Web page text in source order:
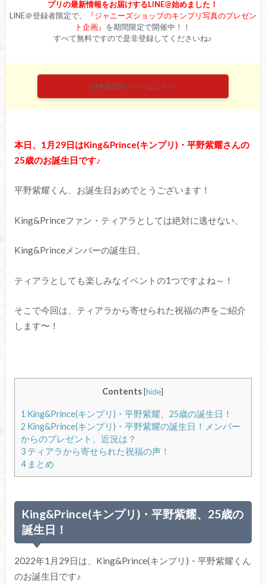
プリの最新情報をお届けするLINE@始めました！
LINE＠登録者限定で、
『ジャニーズショップのキンプリ写真のプレゼン
ト企画』 を期間限定で開催中！！
すべて無料ですので是非登録してくださいね♪
LINE@登録ページはこちら
本日、1月29日はKing&Prince(キンプリ)・平野紫耀さんの
25歳のお誕生日です♪
平野紫耀くん、お誕生日おめでとうございます！
King&Princeファン・ティアラとしては絶対に逃せない、
King&Princeメンバーの誕生日。
ティアラとしても楽しみなイベントの1つですよね～！
そこで今回は、ティアラから寄せられた祝福の声をご紹介
します〜！
Contents [hide]
1 King&Prince(キンプリ)・平野紫耀、25歳の誕生日！
2 King&Prince(キンプリ)・平野紫耀の誕生日！メンバー
からのプレゼント、近況は？
3ティアラから寄せられた祝福の声！
4まとめ
King&Prince(キンプリ)・平野紫耀、25歳の
誕生日！
2022年1月29日は、King&Prince(キンプリ)・平野紫耀くん
のお誕生日です♪